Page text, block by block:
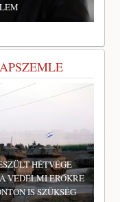
HÉTVÉGE
VÉDELMI ERŐKRE
IS SZÜKSÉG